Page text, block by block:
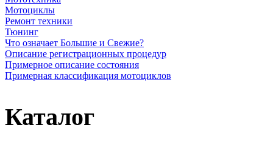
Мотоциклы
Ремонт техники
Тюнинг
Что означает Большие и Свежие?
Описание регистрационных процедур
Примерное описание состояния
Примерная классификация мотоциклов
Каталог